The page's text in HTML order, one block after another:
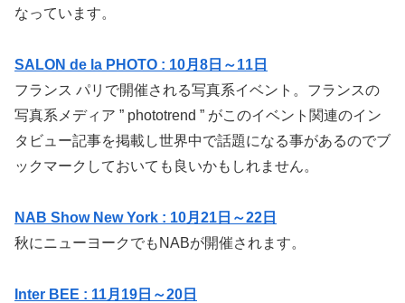
なっています。
SALON de la PHOTO : 10月8日～11日
フランス パリで開催される写真系イベント。フランスの
写真系メディア ” phototrend ” がこのイベント関連のイン
タビュー記事を掲載し世界中で話題になる事があるのでブ
ックマークしておいても良いかもしれません。
NAB Show New York : 10月21日～22日
秋にニューヨークでもNABが開催されます。
Inter BEE : 11月19日～20日